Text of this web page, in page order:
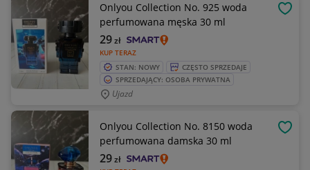
Onlyou Collection No. 925 woda
perfumowana męska 30 ml
KUP TERAZ
29zł
STAN: NOWY
CZĘSTO SPRZEDAJE
SPRZEDAJĄCY: OSOBA PRYWATNA
Ujazd
Onlyou Collection No. 8150 woda
perfumowana damska 30 ml
29zł